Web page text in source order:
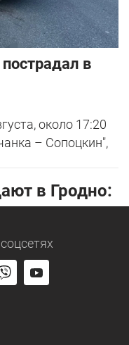
в
около 17:20
– Сопоцкин",
в Гродно: